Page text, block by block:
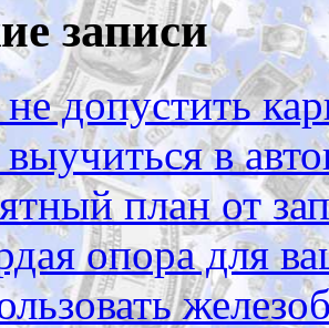
записи
допустить
в
план от
опора для